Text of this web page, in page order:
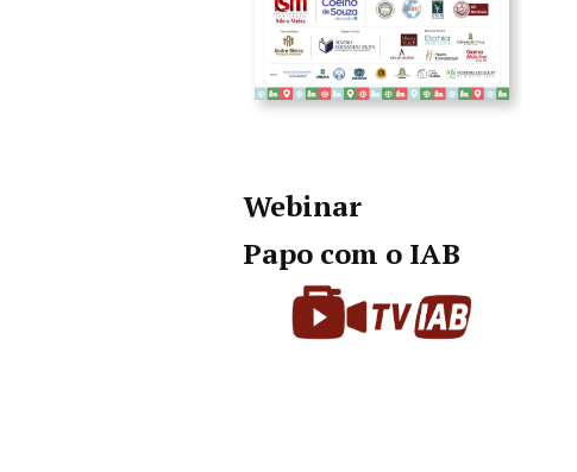
Webinar
Papo com o IAB